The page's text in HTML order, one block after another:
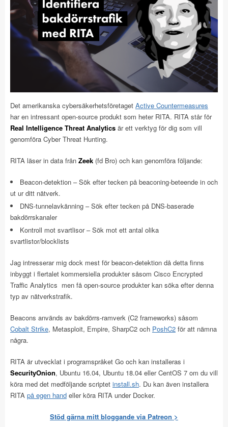
Det amerikanska cybersäkerhetsföretaget Active Countermeasures
har en intressant open-source produkt som heter RITA. RITA står för
Real Intelligence Threat Analytics är ett verktyg för dig som vill
genomföra Cyber Threat Hunting.
RITA läser in data från Zeek (fd Bro) och kan genomföra följande:
Beacon-detektion – Sök efter tecken på beaconing-beteende in och
ut ur ditt nätverk.
DNS-tunnelavkänning – Sök efter tecken på DNS-baserade
bakdörrskanaler
Kontroll mot svartlisor – Sök mot ett antal olika
svartlistor/blocklists
Jag intresserar mig dock mest för beacon-detektion då detta finns
inbyggt i flertalet kommersiella produkter såsom Cisco Encrypted
Traffic Analytics men få open-source produkter kan söka efter denna
typ av nätverkstrafik.
Beacons används av bakdörrs-ramverk (C2 frameworks) såsom
Cobalt Strike, Metasploit, Empire, SharpC2 och PoshC2 för att nämna
några.
RITA är utvecklat i programspråket Go och kan installeras i
SecurityOnion, Ubuntu 16.04, Ubuntu 18.04 eller CentOS 7 om du vill
köra med det medföljande scriptet install.sh. Du kan även installera
RITA på egen hand eller köra RITA under Docker.
Stöd gärna mitt bloggande via Patreon >